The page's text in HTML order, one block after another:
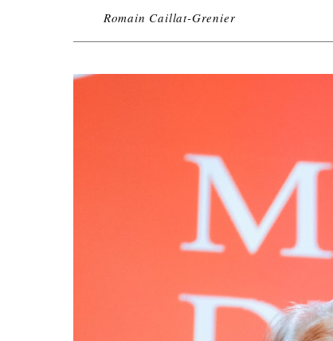
Romain Caillat-Grenier